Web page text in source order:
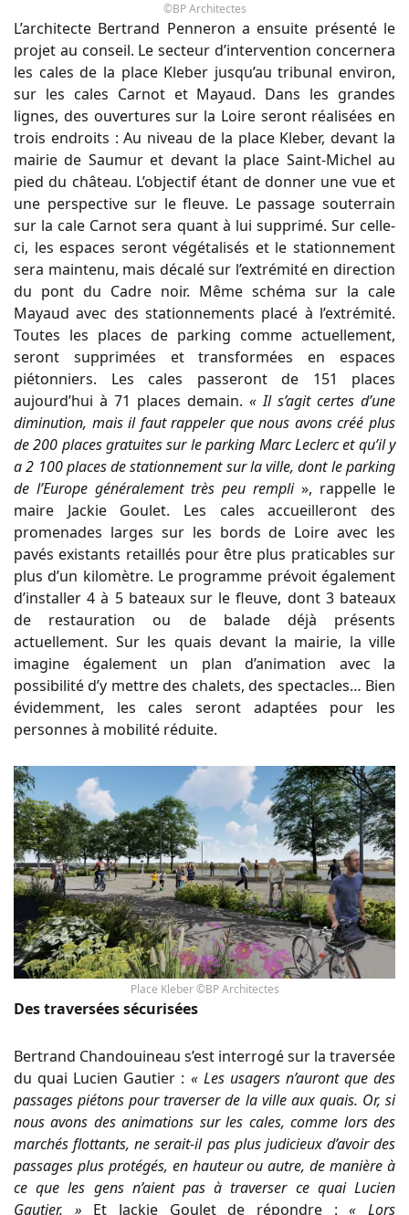
©BP Architectes
L’architecte Bertrand Penneron a ensuite présenté le
projet au conseil. Le secteur d’intervention concernera
les cales de la place Kleber jusqu’au tribunal environ,
sur les cales Carnot et Mayaud. Dans les grandes
lignes, des ouvertures sur la Loire seront réalisées en
trois endroits : Au niveau de la place Kleber, devant la
mairie de Saumur et devant la place Saint-Michel au
pied du château. L’objectif étant de donner une vue et
une perspective sur le fleuve. Le passage souterrain
sur la cale Carnot sera quant à lui supprimé. Sur celle-
ci, les espaces seront végétalisés et le stationnement
sera maintenu, mais décalé sur l’extrémité en direction
du pont du Cadre noir. Même schéma sur la cale
Mayaud avec des stationnements placé à l’extrémité.
Toutes les places de parking comme actuellement,
seront supprimées et transformées en espaces
piétonniers. Les cales passeront de 151 places
aujourd’hui à 71 places demain. « Il s’agit certes d’une
diminution, mais il faut rappeler que nous avons créé plus
de 200 places gratuites sur le parking Marc Leclerc et qu’il y
a 2 100 places de stationnement sur la ville, dont le parking
de l’Europe généralement très peu rempli », rappelle le
maire Jackie Goulet. Les cales accueilleront des
promenades larges sur les bords de Loire avec les
pavés existants retaillés pour être plus praticables sur
plus d’un kilomètre. Le programme prévoit également
d’installer 4 à 5 bateaux sur le fleuve, dont 3 bateaux
de restauration ou de balade déjà présents
actuellement. Sur les quais devant la mairie, la ville
imagine également un plan d’animation avec la
possibilité d’y mettre des chalets, des spectacles… Bien
évidemment, les cales seront adaptées pour les
personnes à mobilité réduite.
Place Kleber ©BP Architectes
Des traversées sécurisées
Bertrand Chandouineau s’est interrogé sur la traversée
du quai Lucien Gautier : « Les usagers n’auront que des
passages piétons pour traverser de la ville aux quais. Or, si
nous avons des animations sur les cales, comme lors des
marchés flottants, ne serait-il pas plus judicieux d’avoir des
passages plus protégés, en hauteur ou autre, de manière à
ce que les gens n’aient pas à traverser ce quai Lucien
Gautier. » Et Jackie Goulet de répondre :« Lors